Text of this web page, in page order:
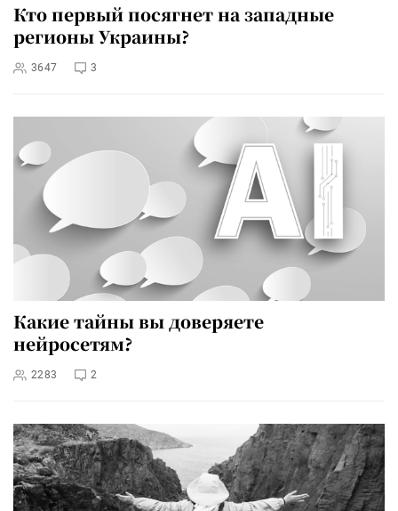
Кто первый посягнет на западные
регионы Украины?
3647 3
Какие тайны вы доверяете
нейросетям?
2283 2